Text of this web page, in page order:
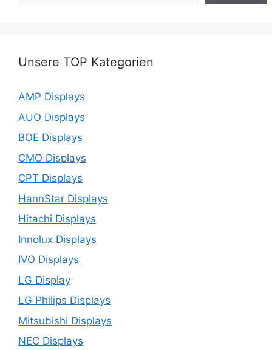
Unsere TOP Kategorien
AMP Displays
AUO Displays
BOE Displays
CMO Displays
CPT Displays
HannStar Displays
Hitachi Displays
Innolux Displays
IVO Displays
LG Display
LG Philips Displays
Mitsubishi Displays
NEC Displays